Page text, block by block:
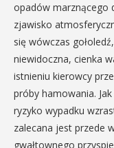
opadów marznącego
zjawisko
się wówczas
niewidoczna, cienka
istnieniu kierowcy
próby hamowania.
ryzyko wypadku
zalecana jest przede
gwałtownego